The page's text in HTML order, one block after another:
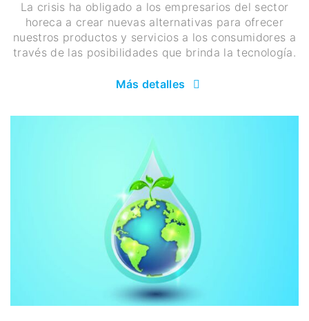
La crisis ha obligado a los empresarios del sector
horeca a crear nuevas alternativas para ofrecer
nuestros productos y servicios a los consumidores a
través de las posibilidades que brinda la tecnología.
Más detalles